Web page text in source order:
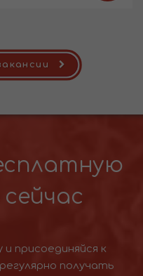
присоединяйся к
получать